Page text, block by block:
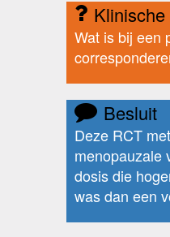
Klinische
Wat is bij een
Besluit
Deze RCT
menopauzale
dosis die
was dan een